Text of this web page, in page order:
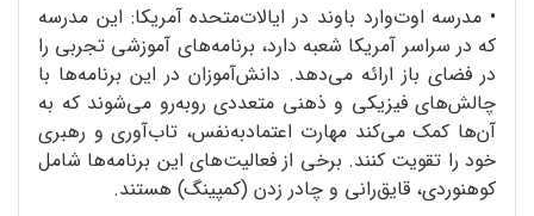
• مدرسه اوت‌وارد باوند در ایالات‌متحده آمریکا: این مدرسه
که در سراسر آمریکا شعبه دارد، برنامه‌های آموزشی تجربی را
در فضای باز ارائه می‌دهد. دانش‌آموزان در این برنامه‌ها با
چالش‌های فیزیکی و ذهنی متعددی روبه‌رو می‌شوند که به
آن‌ها کمک می‌کند مهارت اعتمادبه‌نفس، تاب‌آوری و رهبری
خود را تقویت کنند. برخی از فعالیت‌های این برنامه‌ها شامل
کوهنوردی، قایق‌رانی و چادر زدن (کمپینگ) هستند.